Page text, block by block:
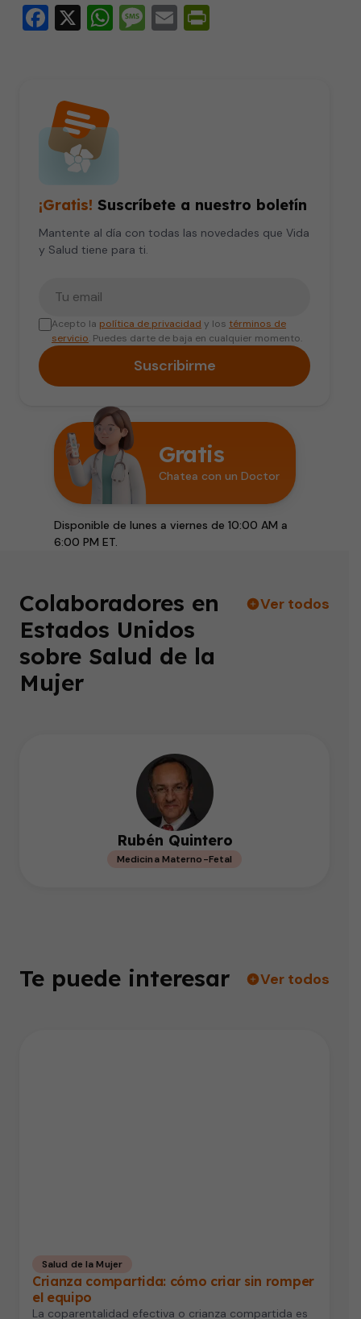
Facebook
X WhatsApp
Message
Email
¡Gratis! Suscríbete a nuestro boletín
Mantente al día con todas las novedades que Vida
y Salud tiene para ti.
Acepto la política de privacidad y los términos de
servicio. Puedes darte de baja en cualquier momento.
Suscribirme
Gratis
Chatea con un Doctor
Disponible de lunes a viernes de 10:00 AM a
6:00 PM ET.
Colaboradores en
Estados Unidos
sobre Salud de la
Mujer
Ver todos
Rubén Quintero
Medicina Materno-Fetal
Te puede interesar Ver todos
Salud de la Mujer
Crianza compartida: cómo criar sin romper
el equipo
La coparentalidad efectiva o crianza compartida es